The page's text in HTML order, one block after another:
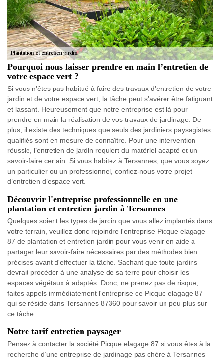
Pourquoi nous laisser prendre en main l’entretien de
votre espace vert ?
Si vous n’êtes pas habitué à faire des travaux d’entretien de votre
jardin et de votre espace vert, la tâche peut s’avérer être fatiguant
et lassant. Heureusement que notre entreprise est là pour
prendre en main la réalisation de vos travaux de jardinage. De
plus, il existe des techniques que seuls des jardiniers paysagistes
qualifiés sont en mesure de connaître. Pour une intervention
réussie, l’entretien de jardin requiert du matériel adapté et un
savoir-faire certain. Si vous habitez à Tersannes, que vous soyez
un particulier ou un professionnel, confiez-nous votre projet
d’entretien d’espace vert.
Découvrir l'entreprise professionnelle en une
plantation et entretien jardin à Tersannes
Quelques soient les types de jardin que vous allez implantés dans
votre terrain, veuillez donc rejoindre l'entreprise Picque elagage
87 de plantation et entretien jardin pour vous venir en aide à
partager leur savoir-faire nécessaires par des méthodes bien
précises avant d'effectuer la tâche. Sachant que toute jardins
devrait procéder à une analyse de sa terre pour choisir les
espaces végétaux à adaptés. Donc, ne prenez pas de risque,
faites appels immédiatement l'entreprise de Picque elagage 87
qui se réside dans Tersannes 87360 pour savoir un peu plus sur
ce tâche.
Notre tarif entretien paysager
Pensez à contacter la société Picque elagage 87 si vous êtes à la
recherche d’une entreprise de jardinage pas chère à Tersannes